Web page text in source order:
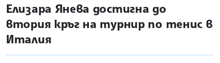
site.bta
Елизара Янева достигна до
втория кръг на турнир по тенис в
Италия